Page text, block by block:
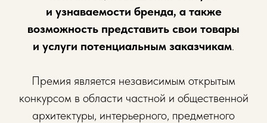
и узнаваемости бренда, а также
возможность представить свои товары
и услуги потенциальным заказчикам.
Премия является независимым открытым
конкурсом в области частной и общественной
архитектуры, интерьерного, предметного